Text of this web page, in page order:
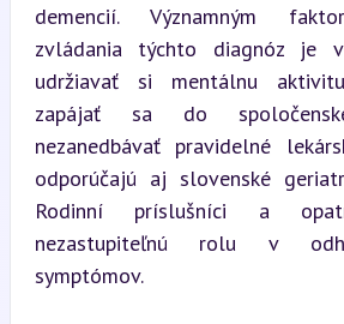
demencií. Významným
zvládania týchto diagnóz je
udržiavať si mentálnu
zapájať sa do
nezanedbávať pravidelné
odporúčajú aj slovenské
Rodinní príslušníci a
nezastupiteľnú rolu v
symptómov.